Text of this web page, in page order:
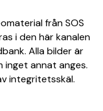
från SOS
i den här kanalen
Alla bilder är
inget annat anges.
integritetsskäl.